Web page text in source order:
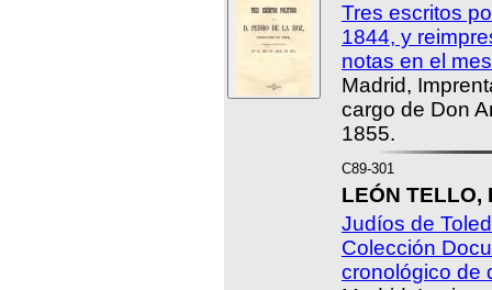
Tres escritos
1844, y
notas en el
Madrid,
cargo de Don
1855.
C89-301
LEÓN TELLO,
Judíos de
Colección
cronológico de